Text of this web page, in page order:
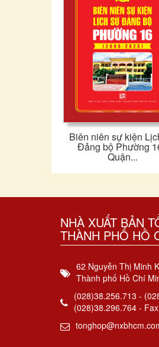
Biên niên sự kiện
Đảng bộ Phường
Quận...
NHÀ XUẤT BẢN
THÀNH PHỐ HỒ
62 Nguyễn Thị Minh
Thành phố Hồ Chí
(028)38.256.713 -
(028)38.296.764 -